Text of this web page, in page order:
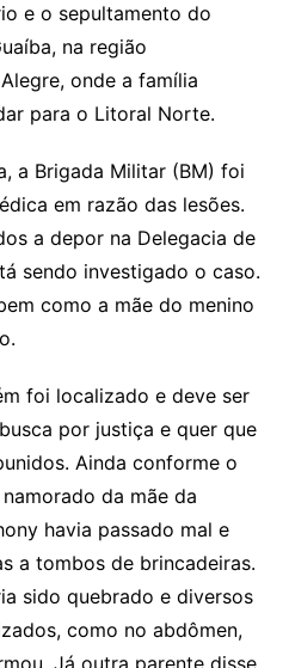
e o sepultamento do
na região
onde a família
para o Litoral Norte.
a Brigada Militar (BM) foi
em razão das lesões.
a depor na Delegacia de
sendo investigado o caso.
como a mãe do menino
foi localizado e deve ser
por justiça e quer que
Ainda conforme o
da mãe da
havia passado mal e
a tombos de brincadeiras.
sido quebrado e diversos
como no abdômen,